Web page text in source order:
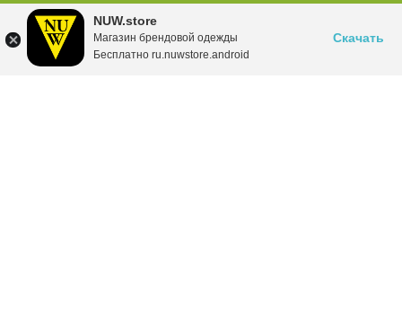
NUW.store
Магазин брендовой одежды
Бесплатно ru.nuwstore.android
Скачать